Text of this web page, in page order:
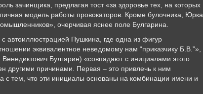
зачинщика, предлагая тост «за здоровье тех, на которых
модель работы провокаторов. Кроме булочника, Юрка
очерчивая яснее поле Булгарина.
автоиллюстрацией Пушкина, где одна из фигур
эквивалентное неведомому нам “приказчику Б.В.”»,
Булгарин) «совпадают с инициалами этого
другими причинами. Первая – это привлечь к ним
с тем, что эти инициалы основаны на комбинации имени и